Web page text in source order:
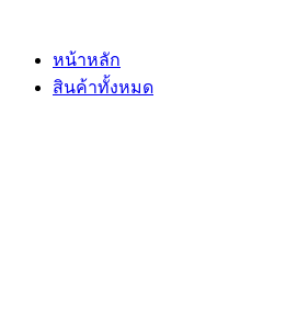
contentหน้าหลัก
สินค้าทั้งหมด